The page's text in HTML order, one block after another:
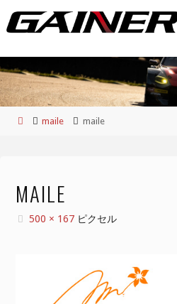
ン
ツ
へ
ホ
maile maile
MAILE
フ 500 × 167 ピクセル